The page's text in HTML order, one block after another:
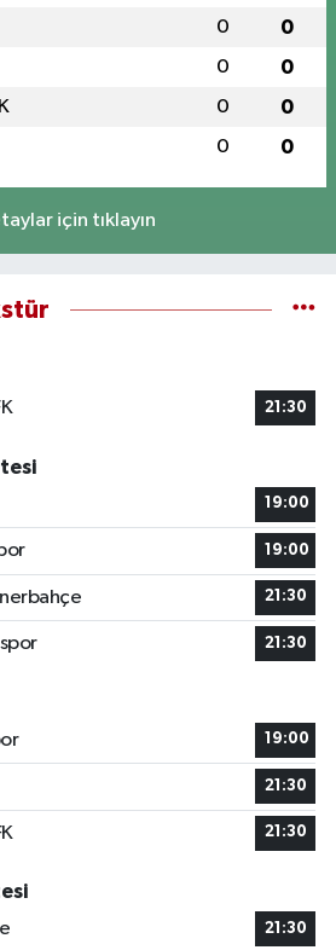
0 0
0 0
0 0
0 0
için tıklayın
21:30
19:00
19:00
21:30
21:30
19:00
21:30
21:30
21:30